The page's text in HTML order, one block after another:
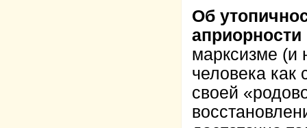
Об
марксизме (и
человека как
своей